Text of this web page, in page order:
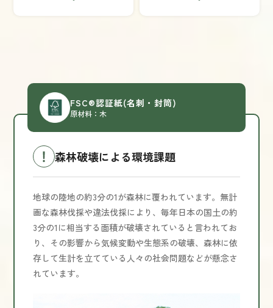
FSC®認証紙(名刺・封筒)
原材料：木
森林破壊による環境課題
地球の陸地の約3分の1が森林に覆われています。無計
画な森林伐採や違法伐採により、毎年日本の国土の約
3分の1に相当する面積が破壊されていると言われてお
り、その影響から気候変動や生態系の破壊、森林に依
存して生計を立てている人々の社会問題などが懸念さ
れています。